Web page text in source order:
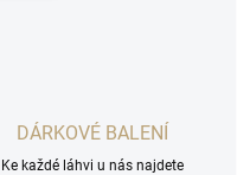
DÁRKOVÉ BALENÍ
Ke každé láhvi u nás najdete